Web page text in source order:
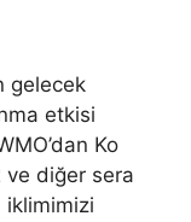
gelecek
etkisi
Ko
ve diğer sera
iklimimizi